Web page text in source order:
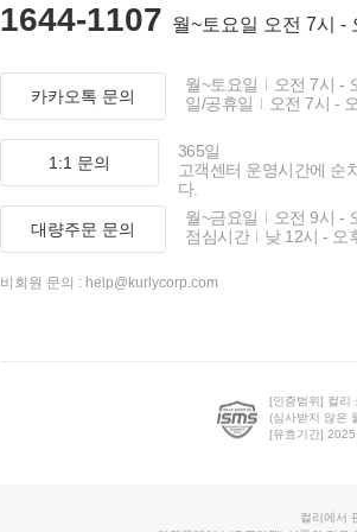
1644-1107 월~토요일 오전 7시 -
카카오톡 문의
월~토요일
오전 7시 -
일/공휴일
오전 7시 -
1:1 문의
365일
고객센터 운영시간에 순
다.
대량주문 문의
월~금요일
오전 9시 -
점심시간
낮 12시 - 오
비회원 문의 : help@kurlycorp.com
[인증범위] 컬리
(심사받지 않은
[유효기간]
컬리에서